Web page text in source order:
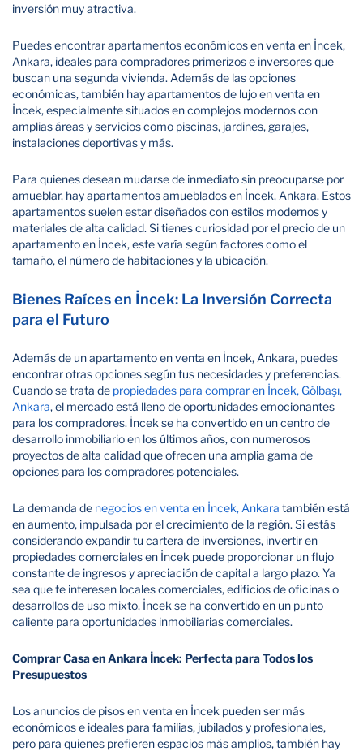
inversión muy atractiva.
Puedes encontrar apartamentos económicos en venta en İncek,
Ankara, ideales para compradores primerizos e inversores que
buscan una segunda vivienda. Además de las opciones
económicas, también hay apartamentos de lujo en venta en
İncek, especialmente situados en complejos modernos con
amplias áreas y servicios como piscinas, jardines, garajes,
instalaciones deportivas y más.
Para quienes desean mudarse de inmediato sin preocuparse por
amueblar, hay apartamentos amueblados en İncek, Ankara. Estos
apartamentos suelen estar diseñados con estilos modernos y
materiales de alta calidad. Si tienes curiosidad por el precio de un
apartamento en İncek, este varía según factores como el
tamaño, el número de habitaciones y la ubicación.
Bienes Raíces en İncek: La Inversión Correcta
para el Futuro
Además de un apartamento en venta en İncek, Ankara, puedes
encontrar otras opciones según tus necesidades y preferencias.
Cuando se trata de propiedades para comprar en İncek, Gölbaşı,
Ankara, el mercado está lleno de oportunidades emocionantes
para los compradores. İncek se ha convertido en un centro de
desarrollo inmobiliario en los últimos años, con numerosos
proyectos de alta calidad que ofrecen una amplia gama de
opciones para los compradores potenciales.
La demanda de negocios en venta en İncek, Ankara también está
en aumento, impulsada por el crecimiento de la región. Si estás
considerando expandir tu cartera de inversiones, invertir en
propiedades comerciales en İncek puede proporcionar un flujo
constante de ingresos y apreciación de capital a largo plazo. Ya
sea que te interesen locales comerciales, edificios de oficinas o
desarrollos de uso mixto, İncek se ha convertido en un punto
caliente para oportunidades inmobiliarias comerciales.
Comprar Casa en Ankara İncek: Perfecta para Todos los
Presupuestos
Los anuncios de pisos en venta en İncek pueden ser más
económicos e ideales para familias, jubilados y profesionales,
pero para quienes prefieren espacios más amplios, también hay